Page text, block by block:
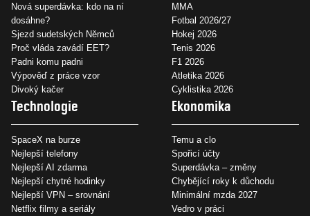
Nová superdávka: kdo na ní
dosáhne?
Sjezd sudetských Němců
Proč vláda zavádí EET?
Padni komu padni
Výpověď z práce vzor
Divoký kačer
MMA
Fotbal 2026/27
Hokej 2026
Tenis 2026
F1 2026
Atletika 2026
Cyklistika 2026
Technologie
SpaceX na burze
Nejlepší telefony
Nejlepší AI zdarma
Nejlepší chytré hodinky
Nejlepší VPN – srovnání
Netflix filmy a seriály
Ekonomika
Temu a clo
Spořicí účty
Superdávka – změny
Chybějící roky k důchodu
Minimální mzda 2027
Vedro v práci